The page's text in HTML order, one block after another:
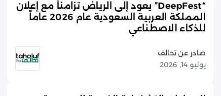
“DeepFest” يعود إلى الرياض تزامناً مع إعلان
المملكة العربية السعودية عام 2026 عاماً
للذكاء الاصطناعي
صادر عن تحالف
يوليو 14, 2026